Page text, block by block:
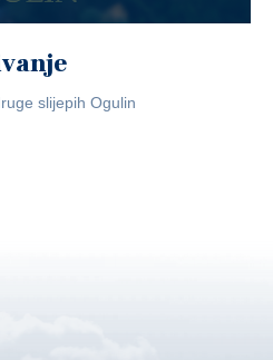
slijepih Ogulin